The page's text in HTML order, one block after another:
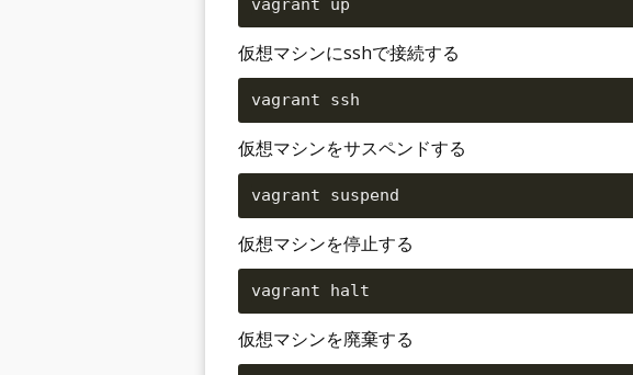
仮想マシンにsshで接続する
仮想マシンをサスペンドする
仮想マシンを停止する
仮想マシンを廃棄する